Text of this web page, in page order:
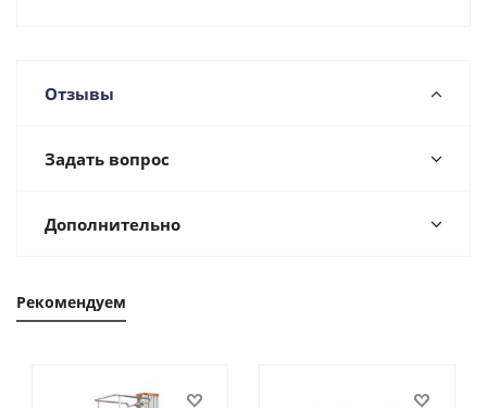
Отзывы
Задать вопрос
Дополнительно
Рекомендуем